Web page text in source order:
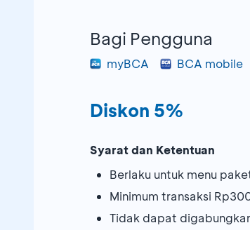
Bagi Pengguna
myBCA BCA mobile
Diskon 5%
Syarat dan Ketentuan
Berlaku untuk menu
Minimum transaksi
Tidak dapat